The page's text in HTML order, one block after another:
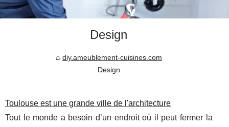
Design
diy.ameublement-cuisines.com
Design
Toulouse est une grande ville de l'architecture
Tout le monde a besoin d’un endroit où il peut fermer la